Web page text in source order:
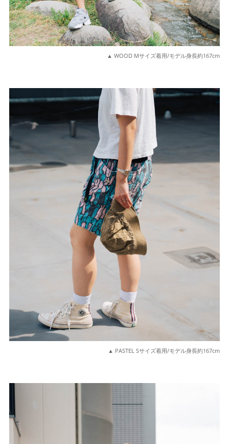
▲ WOOD Mサイズ着用/モデル身長約167cm
▲ PASTEL Sサイズ着用/モデル身長約167cm